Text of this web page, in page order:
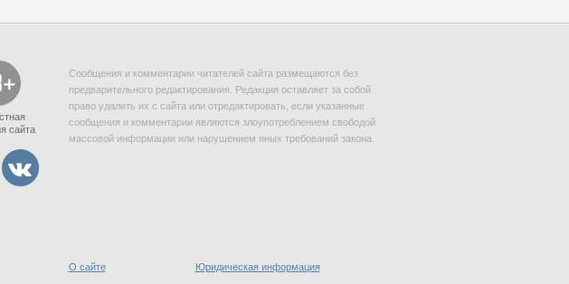
сайта
Сообщения и комментарии читателей сайта размещаются без
предварительного редактирования. Редакция оставляет за собой
право удалить их с сайта или отредактировать, если указанные
сообщения и комментарии являются злоупотреблением свободой
массовой информации или нарушением иных требований закона.
О сайте Юридическая информация